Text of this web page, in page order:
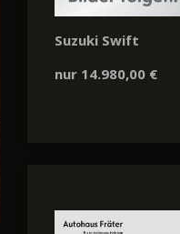
Suzuki Swift
nur 14.980,00 €